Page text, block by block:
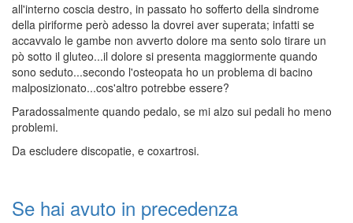
all'interno coscia destro, in passato ho sofferto della sindrome
della piriforme però adesso la dovrei aver superata; infatti se
accavvalo le gambe non avverto dolore ma sento solo tirare un
pò sotto il gluteo...il dolore si presenta maggiormente quando
sono seduto...secondo l'osteopata ho un problema di bacino
malposizionato...cos'altro potrebbe essere?
Paradossalmente quando pedalo, se mi alzo sui pedali ho meno
problemi.
Da escludere discopatie, e coxartrosi.
Se hai avuto in precedenza